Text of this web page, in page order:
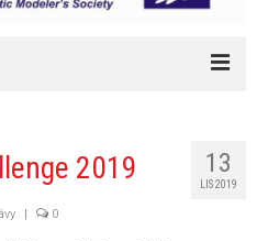
13
LIS 2019
2019
| 0